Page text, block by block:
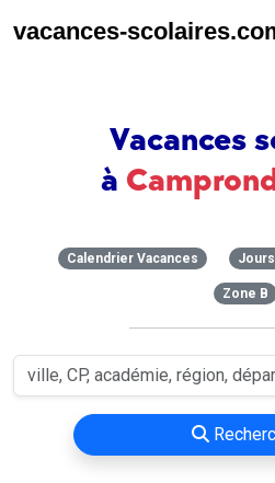
vacances-
Vacances
à
Calendrier Vacances
Zone B